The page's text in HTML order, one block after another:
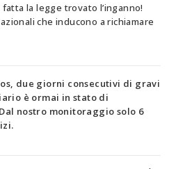
la legge trovato l’inganno!
che inducono a richiamare
due giorni consecutivi di gravi
è ormai in stato di
nostro monitoraggio solo 6